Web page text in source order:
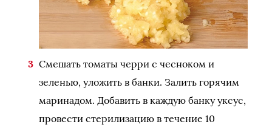
Смешать томаты черри с чесноком и
зеленью, уложить в банки. Залить горячим
маринадом. Добавить в каждую банку уксус,
провести стерилизацию в течение 10